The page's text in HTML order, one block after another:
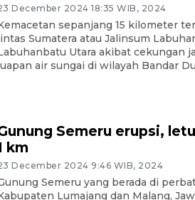
December 2024 18:35 WIB, 2024
sepanjang 15 kilometer
Sumatera atau Jalinsum
Utara akibat cekungan
air sungai di wilayah Bandar
Semeru erupsi,
km
December 2024 9:46 WIB, 2024
Semeru yang berada di
Lumajang dan Malang,
Sidang putusan
10 March 2026 12:55 WIB